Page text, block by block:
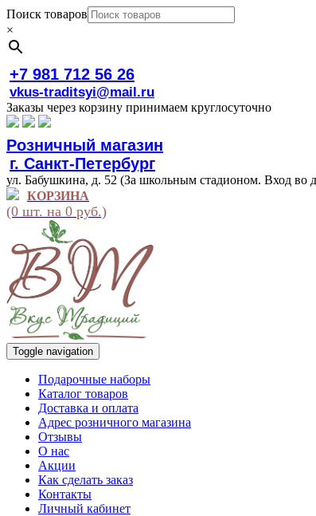
Поиск товаров
×
+7 981 712 56 26
vkus-traditsyi@mail.ru
Заказы через корзину принимаем круглосуточно
Розничный магазин
г. Санкт-Петербург
ул. Бабушкина, д. 52 (За школьным стадионом. Вход во
КОРЗИНА
(0 шт. на 0 руб.)
Toggle navigation
Подарочные наборы
Каталог товаров
Доставка и оплата
Адрес розничного магазина
Отзывы
О нас
Акции
Как сделать заказ
Контакты
Личный кабинет